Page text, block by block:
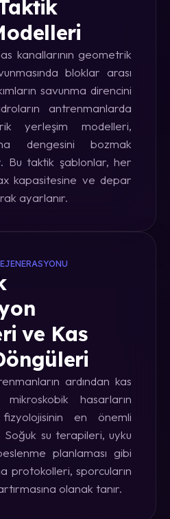
kanallarının geometrik
bloklar arası
savunma direncini
antrenmanlarda
yerleşim modelleri,
dengesini bozmak
Bu taktik şablonlar, her
kapasitesine ve depar
ayarlanır.
ve Kas
ardından kas
mikroskobik hasarların
en önemli
Soğuk su terapileri, uyku
planlaması gibi
protokolleri, sporcuların
olanak tanır.